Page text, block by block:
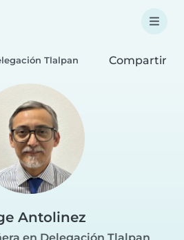
Tlalpan Compartir
Antolinez